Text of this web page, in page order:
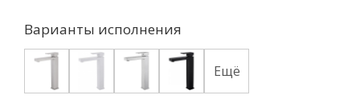
Варианты исполнения
Ещё